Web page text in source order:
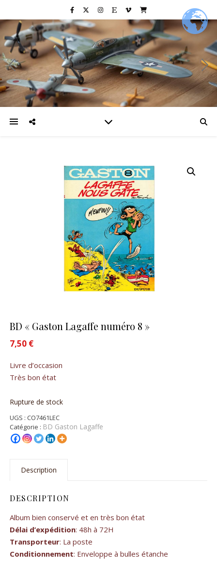
BD « Gaston Lagaffe numéro 8 »
7,50 €
Livre d’occasion
Très bon état
Rupture de stock
UGS : CO7461LEC
Catégorie : BD Gaston Lagaffe
Description
DESCRIPTION
Album bien conservé et en très bon état
Délai d’expédition: 48h à 72H
Transporteur: La poste
Conditionnement: Enveloppe à bulles étanche